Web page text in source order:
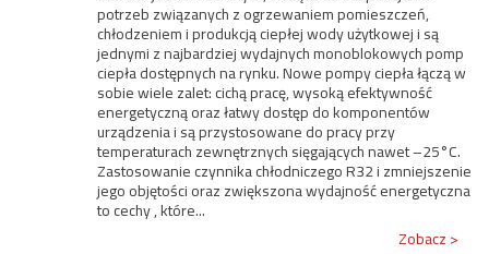
potrzeb związanych z ogrzewaniem pomieszczeń,
chłodzeniem i produkcją ciepłej wody użytkowej i są
jednymi z najbardziej wydajnych monoblokowych pomp
ciepła dostępnych na rynku. Nowe pompy ciepła łączą w
sobie wiele zalet: cichą pracę, wysoką efektywność
energetyczną oraz łatwy dostęp do komponentów
urządzenia i są przystosowane do pracy przy
temperaturach zewnętrznych sięgających nawet –25°C.
Zastosowanie czynnika chłodniczego R32 i zmniejszenie
jego objętości oraz zwiększona wydajność energetyczna
to cechy , które...
Zobacz >